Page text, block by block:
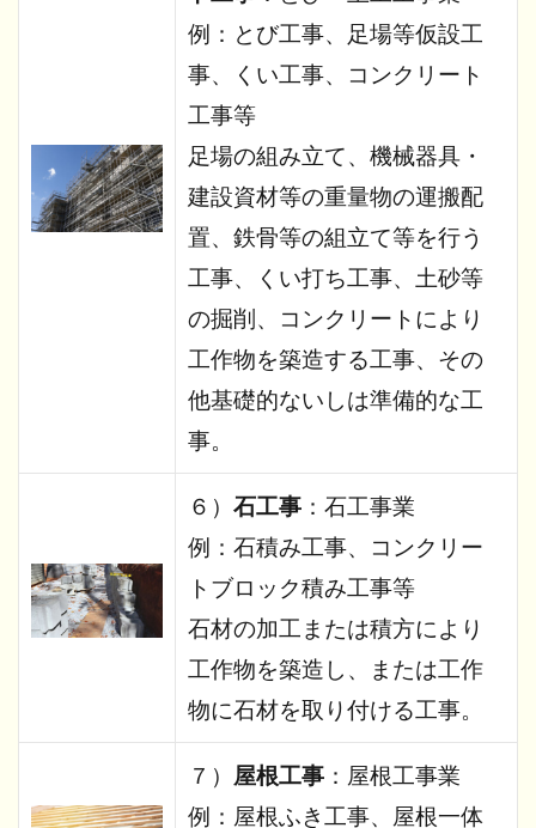
例：とび工事、足場等仮設工
事、くい工事、コンクリート
工事等
足場の組み立て、機械器具・
建設資材等の重量物の運搬配
置、鉄骨等の組立て等を行う
工事、くい打ち工事、土砂等
の掘削、コンクリートにより
工作物を築造する工事、その
他基礎的ないしは準備的な工
事。
６） 石工事 ：石工事業
例：石積み工事、コンクリー
トブロック積み工事等
石材の加工または積方により
工作物を築造し、または工作
物に石材を取り付ける工事。
７） 屋根工事 ：屋根工事業
例：屋根ふき工事、屋根一体